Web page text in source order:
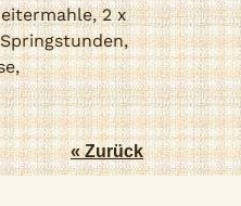
2 x
« Zurück